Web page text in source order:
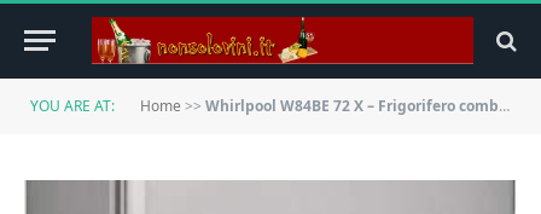
YOU ARE AT: Home >> Whirlpool W84BE 72 X – Frigorifero combinato no frost Multi-Airflow, libera installazione, 558 Litri, A++